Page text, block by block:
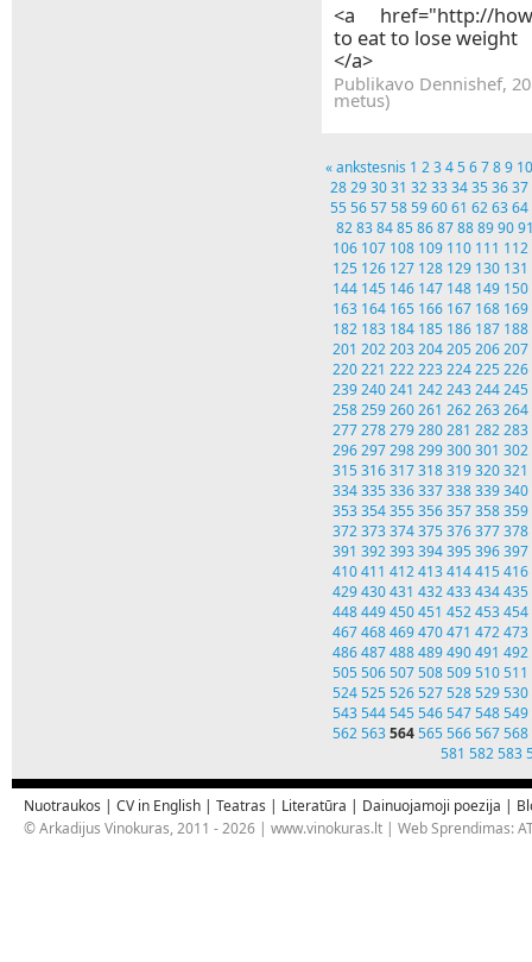
<a href="http://
to eat to lose weight
</a>
Publikavo Dennishef,
metus)
« ankstesnis 1 23456789 10
28293031 323334353637
55565758596061 626364
82 83 84 85 86 87 88 89 90
106 107 108 109 110 111 112
125 126 127 128 129 130 131
144 145 146 147 148 149 150
163 164 165 166 167 168 169
182 183 184 185 186 187 188
201 202 203 204 205 206 207
220 221 222 223 224 225 226
239 240 241 242 243 244 245
258 259 260 261 262 263 264
277 278 279 280 281 282 283
296 297 298 299 300 301 302
315 316 317 318 319 320 321
334 335 336 337 338 339 340
353 354 355 356 357 358 359
372 373 374 375 376 377 378
391 392 393 394 395 396 397
410 411 412 413 414 415 416
429 430 431 432 433 434 435
448 449 450 451 452 453 454
467 468 469 470 471 472 473
486 487 488 489 490 491 492
505 506 507 508 509 510 511
524 525 526 527 528 529 530
543 544 545 546 547 548 549
562 563 564 565 566 567 568
581 582 583
Nuotraukos | CV in English | Teatras | Literatūra | Dainuojamoji poezija |
© Arkadijus Vinokuras, 2011 - 2026 | www.vinokuras.lt | Web Sprendimas: